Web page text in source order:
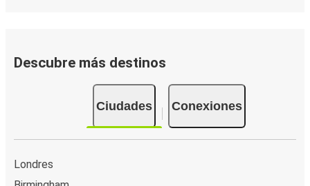
Descubre más destinos
Ciudades Conexiones
Londres